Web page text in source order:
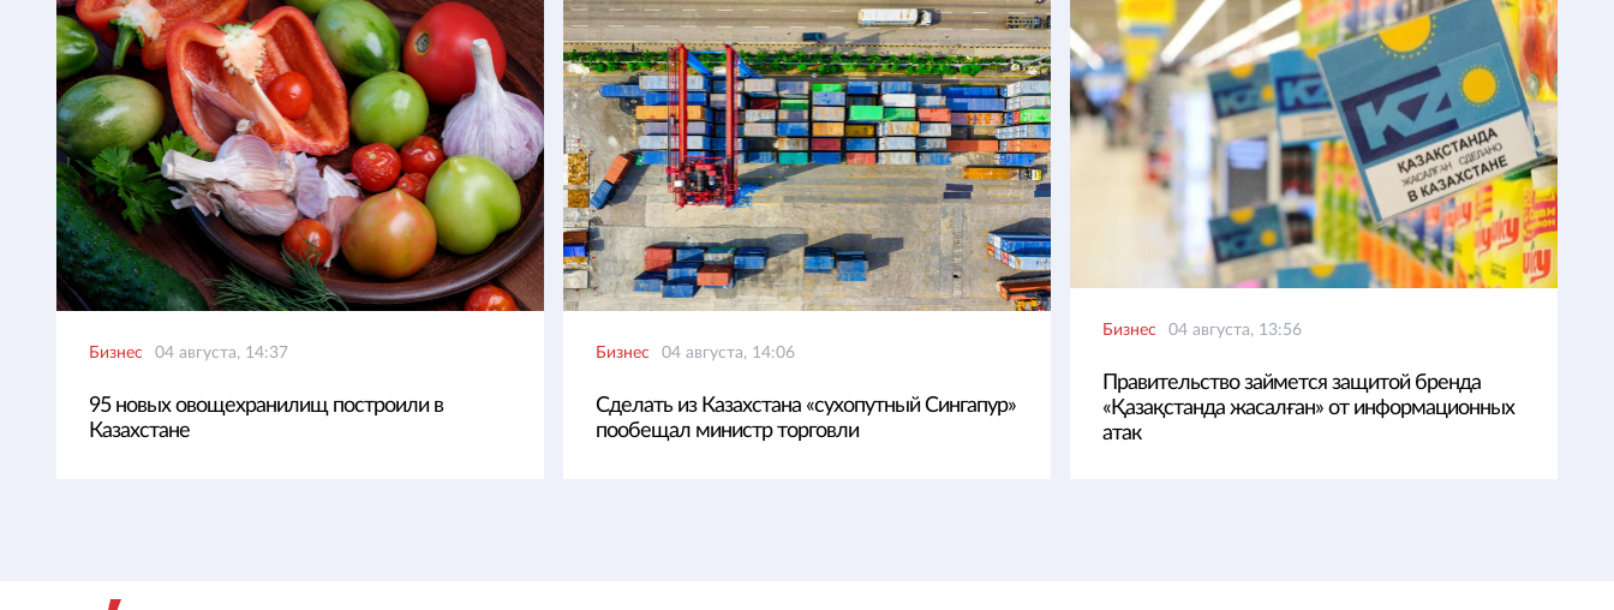
Бизнес 04 августа, 14:37
95 новых овощехранилищ построили в
Казахстане
Бизнес 04 августа, 14:06
Сделать из Казахстана «сухопутный Сингапур»
пообещал министр торговли
Бизнес 04 августа, 13:56
Правительство займется защитой бренда
«Қазақстанда жасалған» от информационных
атак